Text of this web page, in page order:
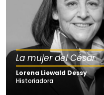
La mujer del César
Lorena Liewald Dessy
Historiadora